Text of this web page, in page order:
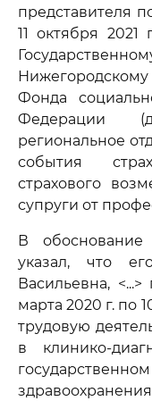
представителя
11 октября
Фонда
Федерации
региональное
события
страхового
супруги от
В обоснование
указал, что
Васильевна,
марта 2020 г. по
трудовую
в клинико-